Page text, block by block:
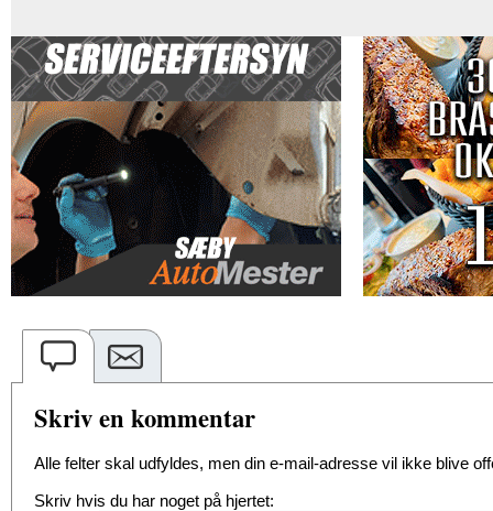
Skriv en kommentar
Alle felter skal udfyldes, men din e-mail-adresse vil ikke blive
Skriv hvis du har noget på hjertet: